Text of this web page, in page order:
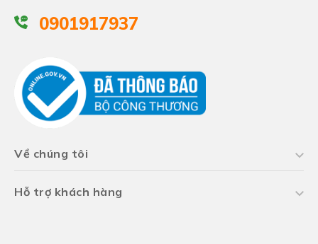
biệt, rất chắc ruột, khi ăn thử 1 miếng
bạn sẽ cảm thấy được độ giòn, chắc ruột và vị ngọt
đậm đà từMận Hồng. Chắc chắn bạn sẽ muốn
II. Kỹ Thuật Trồng Mận Hồng
0901917937
Về chúng tôi
Hỗ trợ khách hàng